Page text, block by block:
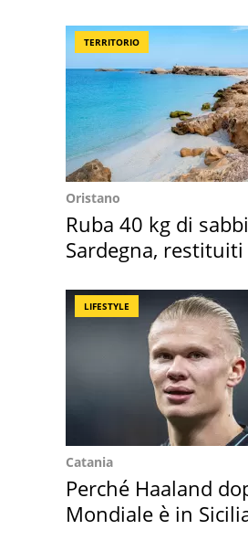
TERRITORIO
Oristano
Ruba 40 kg di
Sardegna,
LIFESTYLE
Catania
Perché Haaland
Mondiale è in